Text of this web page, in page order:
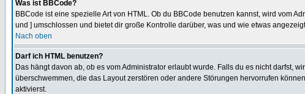
Was ist BBCode?
BBCode ist eine spezielle Art von HTML. Ob du BBCode benutzen kannst, wird vom
und ] umschlossen und bietet dir große Kontrolle darüber, was und wie etwas
Nach oben
Darf ich HTML benutzen?
Das hängt davon ab, ob es vom Administrator erlaubt wurde. Falls du es nicht darfst,
überschwemmen, die das Layout zerstören oder andere Störungen hervorrufen
aktivierst.